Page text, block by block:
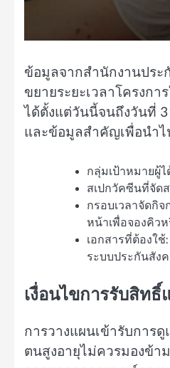
ข้อมูลจากสำนักงานประ
ขยายระยะเวลาโครงก
ได้ตั้งแต่วันนี้จนถึงวันที่
และข้อมูลสำคัญเพื่อนำ
กลุ่มเป้าหมายผู้
สเปกวัคซีนที่จัด
กรอบเวลาจัดกิ
หน้าเพื่อจองคิว
เอกสารที่ต้องใ
ระบบประกันสัง
เงื่อนไขการรับสิท
การวางแผนเข้ารับการ
ตนสูงอายุไม่ควรมองข้